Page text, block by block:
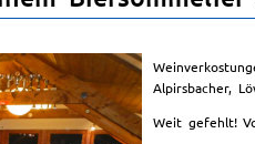
Alpirsbacher,
Weit gefehlt!